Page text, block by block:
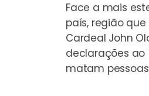
Face a mais
país, região
Cardeal John
declarações ao
matam